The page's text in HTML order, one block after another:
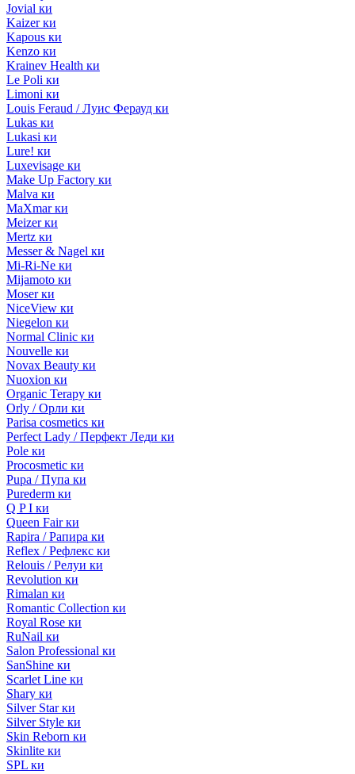
Jovial ки
Kaizer ки
Kapous ки
Kenzo ки
Krainev Health ки
Le Poli ки
Limoni ки
Louis Feraud / Луис Ферауд ки
Lukas ки
Lukasi ки
Lure! ки
Luxevisage ки
Make Up Factory ки
Malva ки
MaXmar ки
Meizer ки
Mertz ки
Messer & Nagel ки
Mi-Ri-Ne ки
Mijamoto ки
Moser ки
NiceView ки
Niegelon ки
Normal Clinic ки
Nouvelle ки
Novax Beauty ки
Nuoxion ки
Organic Terapy ки
Orly / Орли ки
Parisa cosmetics ки
Perfect Lady / Перфект Леди ки
Pole ки
Procosmetic ки
Pupa / Пупа ки
Purederm ки
Q P I ки
Queen Fair ки
Rapira / Рапира ки
Reflex / Рефлекс ки
Relouis / Релуи ки
Revolution ки
Rimalan ки
Romantic Collection ки
Royal Rose ки
RuNail ки
Salon Professional ки
SanShine ки
Scarlet Line ки
Shary ки
Silver Star ки
Silver Style ки
Skin Reborn ки
Skinlite ки
SPL ки